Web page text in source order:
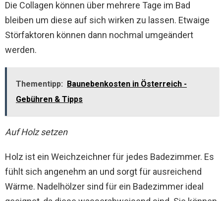
Die Collagen können über mehrere Tage im Bad
bleiben um diese auf sich wirken zu lassen. Etwaige
Störfaktoren können dann nochmal umgeändert
werden.
Thementipp: Baunebenkosten in Österreich -
Gebühren & Tipps
Auf Holz setzen
Holz ist ein Weichzeichner für jedes Badezimmer. Es
fühlt sich angenehm an und sorgt für ausreichend
Wärme. Nadelhölzer sind für ein Badezimmer ideal